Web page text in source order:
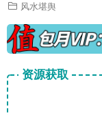
风水堪舆
资源获取